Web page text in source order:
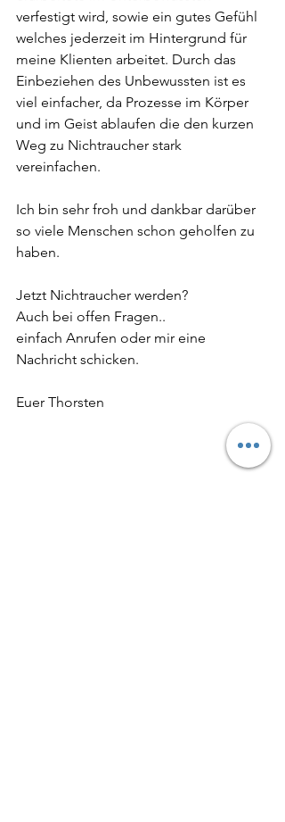
verfestigt wird, sowie ein gutes Gefühl
welches jederzeit im Hintergrund für
meine Klienten arbeitet. Durch das
Einbeziehen des Unbewussten ist es
viel einfacher, da Prozesse im Körper
und im Geist ablaufen die den kurzen
Weg zu Nichtraucher stark
vereinfachen.
Ich bin sehr froh und dankbar darüber
so viele Menschen schon geholfen zu
haben.
Jetzt Nichtraucher werden?
Auch bei offen Fragen..
einfach Anrufen oder mir eine
Nachricht schicken.
Euer Thorsten